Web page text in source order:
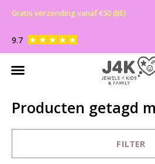
9.7
Gratis verzending vanaf €50 (BE)
Producten getagd
FILTER